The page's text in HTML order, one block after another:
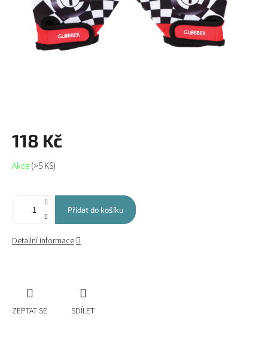
118 Kč
Měrná
cena:
Akce(>5 KS)
Přidat do košíku
Detailní informace
ZEPTAT SE SDÍLET